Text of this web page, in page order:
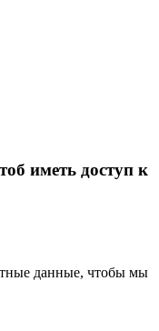
иметь доступ к
данные, чтобы мы